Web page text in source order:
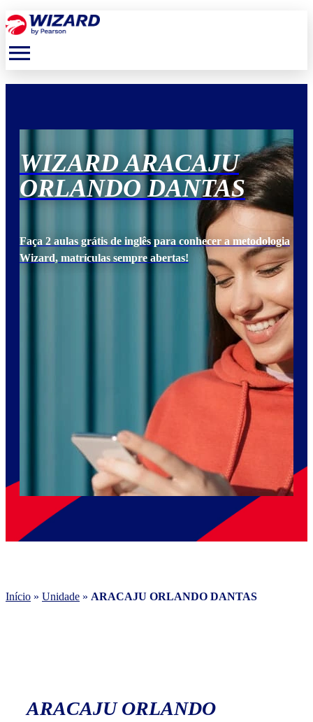
menu
WIZARD ARACAJU
ORLANDO DANTAS
Faça 2 aulas grátis de inglês para conhecer a metodologia
Wizard, matrículas sempre abertas!
Início » Unidade » ARACAJU ORLANDO DANTAS
ARACAJU ORLANDO